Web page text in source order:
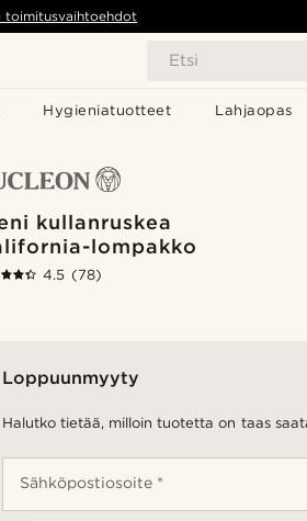
Etsi
Hygieniatuotteet Lahjaopas
toimitusvaihtoehdot
kullanruskea
lompakko
4.5 (78)
Loppuunmyyty
Halutko tietää, milloin tuotetta on taas
Sähköpostiosoite *